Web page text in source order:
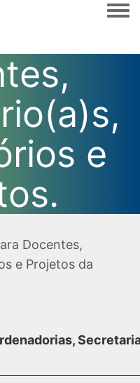
e
Docentes,
e Projetos da